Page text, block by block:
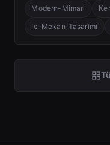
Modern-Mimari
Ic-Mekan-Tasarimi